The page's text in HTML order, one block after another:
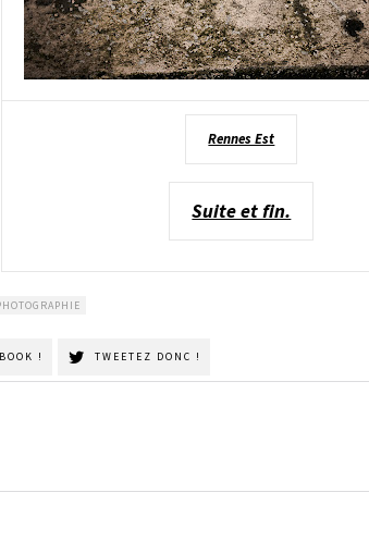
Rennes Est
Suite et fin.
! TWEETEZ DONC !